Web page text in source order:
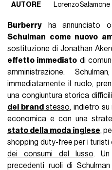
AUTORE
Lorenzo Salamone
Burberry ha annunciato
Schulman come nuovo
sostituzione di Jonathan
effetto immediato di
amministrazione.
immediatamente il ruolo,
una congiuntura storica
del brand stesso, indietro
economica e con una
stato della moda inglese,
shopping duty-free per i turisti
dei consumi del lusso. Un
precedenti ruoli di